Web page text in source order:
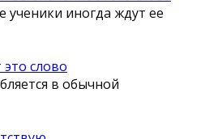
иногда ждут ее
слово
в обычной